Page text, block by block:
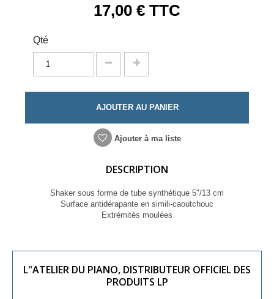
17,00 € TTC
Qté
AJOUTER AU PANIER
Ajouter à ma liste
DESCRIPTION
Shaker sous forme de tube synthétique 5"/13 cm
Surface antidérapante en simili-caoutchouc
Extrémités moulées
L"ATELIER DU PIANO, DISTRIBUTEUR OFFICIEL DES
PRODUITS LP